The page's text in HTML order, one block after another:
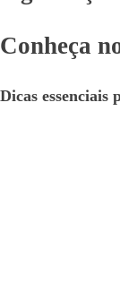
Conheça
Dicas essenciais